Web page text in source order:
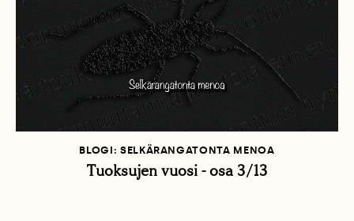
BLOGI: SELKÄRANGATONTA MENOA
Tuoksujen vuosi - osa 3/13